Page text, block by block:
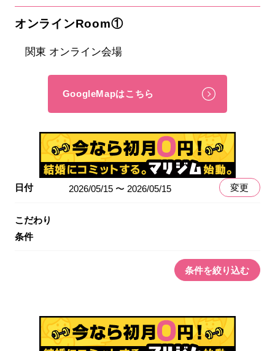
オンラインRoom①
関東 オンライン会場
GoogleMapはこちら
日付 2026/05/15 〜 2026/05/15 変更
こだわり
条件
条件を絞り込む